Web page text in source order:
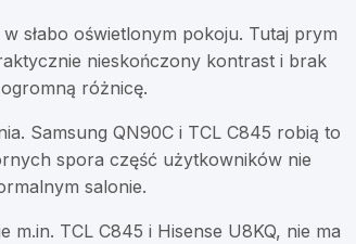
słabo oświetlonym pokoju. Tutaj prym
nieskończony kontrast i brak
różnicę.
Samsung QN90C i TCL C845 robią to
spora część użytkowników nie
salonie.
m.in. TCL C845 i Hisense U8KQ, nie ma